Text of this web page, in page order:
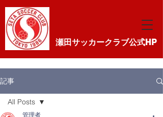
瀬田サッカークラブ公式HP
記事
All Posts
管理者